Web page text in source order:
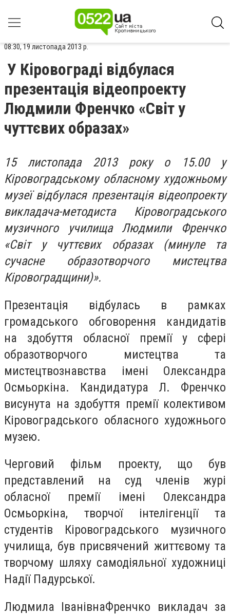
08:30, 19 листопада 2013 р.
У Кіровограді відбулася
презентація відеопроекту
Людмили Френчко «Світ у
чуттєвих образах»
15 листопада 2013 року о 15.00у
Кіровоградському обласному художньому
музеї відбулася презентація відеопроекту
викладача-методиста Кіровоградського
музичного училищаЛюдмили Френчко
«Світ у чуттєвих образах(минуле та
сучасне образотворчого мистецтва
Кіровоградщини)».
Презентація відбулась в рамках
громадського обговорення кандидатів
на здобуття обласної премії у сфері
образотворчого мистецтва та
мистецтвознавства імені Олександра
Осмьоркіна. Кандидатура Л. Френчко
висунута на здобуття премії колективом
Кіровоградського обласного художнього
музею.
Черговий фільм проекту, що був
представлений на суд членів журі
обласної премії імені Олександра
Осмьоркіна, творчої інтелігенції та
студентів Кіровоградського музичного
училища, був присвячений життєвому та
творчому шляху самодіяльної художниці
Надії Падурської.
Людмила ІванівнаФренчко викладач за